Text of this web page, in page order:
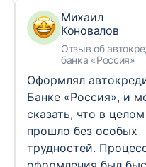
Михаил
Коновалов
Отзыв об
банка «Россия»
Оформлял
Банке «Россия», и
сказать, что в
прошло без особых
трудностей.